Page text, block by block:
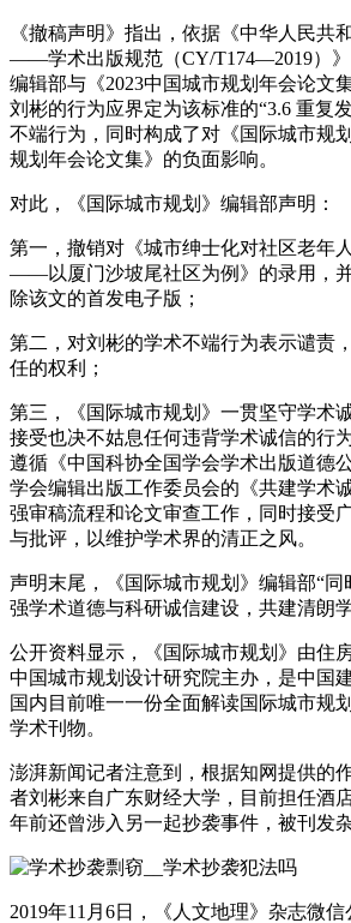
《撤稿声明》指出，依据《中华人民共
——学术出版规范（CY/T174—2019）》
编辑部与《2023中国城市规划年会论文
刘彬的行为应界定为该标准的“3.6 重复
不端行为，同时构成了对《国际城市规
规划年会论文集》的负面影响。
对此，《国际城市规划》编辑部声明：
第一，撤销对《城市绅士化对社区老年
——以厦门沙坡尾社区为例》的录用，
除该文的首发电子版；
第二，对刘彬的学术不端行为表示谴责
任的权利；
第三，《国际城市规划》一贯坚守学术
接受也决不姑息任何违背学术诚信的行
遵循《中国科协全国学会学术出版道德
学会编辑出版工作委员会的《共建学术
强审稿流程和论文审查工作，同时接受
与批评，以维护学术界的清正之风。
声明末尾，《国际城市规划》编辑部“同
强学术道德与科研诚信建设，共建清朗学
公开资料显示，《国际城市规划》由住
中国城市规划设计研究院主办，是中国
国内目前唯一一份全面解读国际城市规
学术刊物。
澎湃新闻记者注意到，根据知网提供的
者刘彬来自广东财经大学，目前担任酒
年前还曾涉入另一起抄袭事件，被刊发
2019年11月6日，《人文地理》杂志微